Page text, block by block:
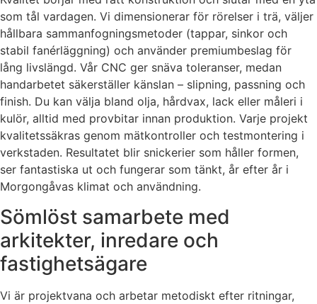
som tål vardagen. Vi dimensionerar för rörelser i trä, väljer
hållbara sammanfogningsmetoder (tappar, sinkor och
stabil fanérläggning) och använder premiumbeslag för
lång livslängd. Vår CNC ger snäva toleranser, medan
handarbetet säkerställer känslan – slipning, passning och
finish. Du kan välja bland olja, hårdvax, lack eller måleri i
kulör, alltid med provbitar innan produktion. Varje projekt
kvalitetssäkras genom mätkontroller och testmontering i
verkstaden. Resultatet blir snickerier som håller formen,
ser fantastiska ut och fungerar som tänkt, år efter år i
Morgongåvas klimat och användning.
Sömlöst samarbete med
arkitekter, inredare och
fastighetsägare
Vi är projektvana och arbetar metodiskt efter ritningar,